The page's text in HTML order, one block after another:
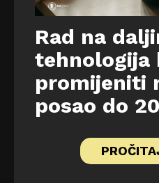
Rad na
tehnologija
promijeniti
posao do